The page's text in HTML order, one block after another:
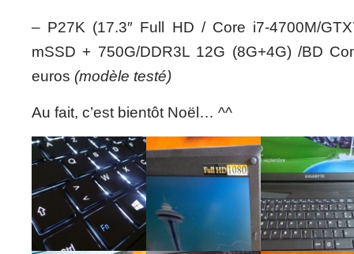
– P27K (17.3″ Full HD / Core i7-4700M/
mSSD + 750G/DDR3L 12G (8G+4G) /BD
euros (modèle testé)
Au fait, c’est bientôt Noël… ^^